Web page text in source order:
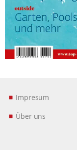
Impresum
Über uns